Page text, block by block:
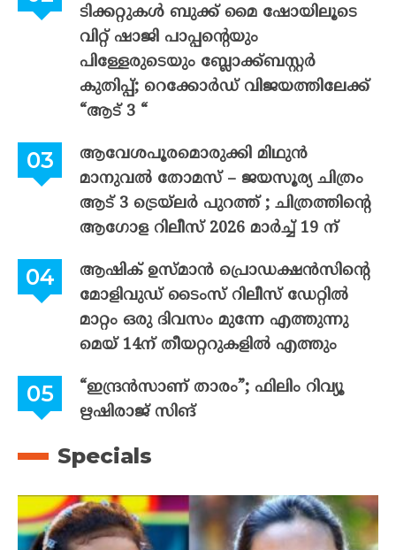
ടിക്കറ്റുകൾ ബുക്ക് മൈ ഷോയിലൂടെ
വിറ്റ് ഷാജി പാപ്പന്റെയും
പിള്ളേരുടെയും ബ്ലോക്ക്ബസ്റ്റർ
കുതിപ്പ്; റെക്കോർഡ് വിജയത്തിലേക്ക്
“ആട് 3 “
ആവേശപൂരമൊരുക്കി മിഥുൻ
മാനുവൽ തോമസ് – ജയസൂര്യ ചിത്രം
ആട് 3 ട്രെയ്‌ലർ പുറത്ത് ; ചിത്രത്തിന്റെ
ആഗോള റിലീസ് 2026 മാർച്ച് 19 ന്
ആഷിക് ഉസ്മാൻ പ്രൊഡക്ഷൻസിന്റെ
മോളിവുഡ് ടൈംസ് റിലീസ് ഡേറ്റിൽ
മാറ്റം ഒരു ദിവസം മുന്നേ എത്തുന്നു
മെയ് 14ന് തീയറ്ററുകളിൽ എത്തും
“ഇന്ദ്രൻസാണ് താരം”; ഫിലിം റിവ്യൂ
ഋഷിരാജ് സിങ്
Specials